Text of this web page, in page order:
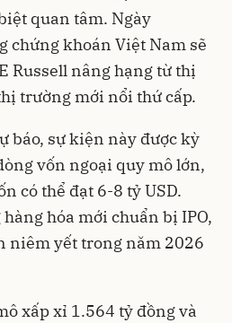
quan tâm. Ngày
chứng khoán Việt Nam sẽ
Russell nâng hạng từ thị
trường mới nổi thứ cấp.
báo, sự kiện này được kỳ
vốn ngoại quy mô lớn,
có thể đạt 6-8 tỷ USD.
hóa mới chuẩn bị IPO,
niêm yết trong năm 2026
xấp xỉ 1.564 tỷ đồng và